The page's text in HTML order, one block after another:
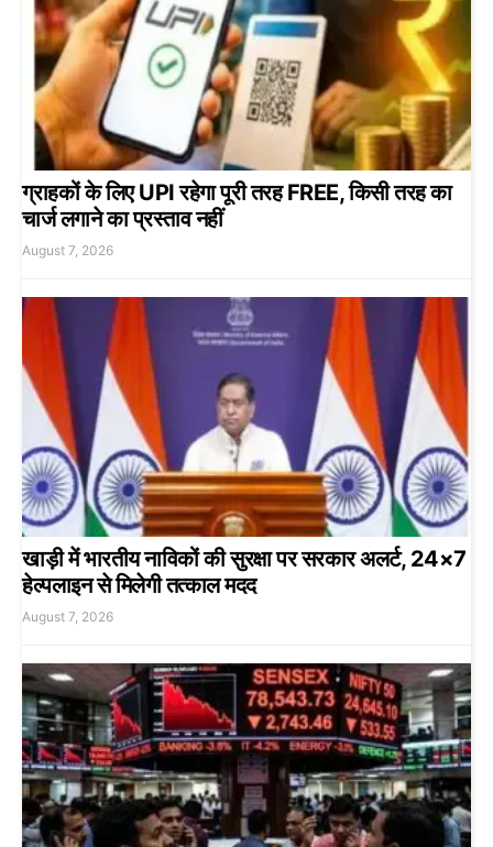
ग्राहकों के लिए UPI रहेगा पूरी तरह FREE, किसी तरह का
चार्ज लगाने का प्रस्ताव नहीं
August 7, 2026
खाड़ी में भारतीय नाविकों की सुरक्षा पर सरकार अलर्ट, 24×7
हेल्पलाइन से मिलेगी तत्काल मदद
August 7, 2026